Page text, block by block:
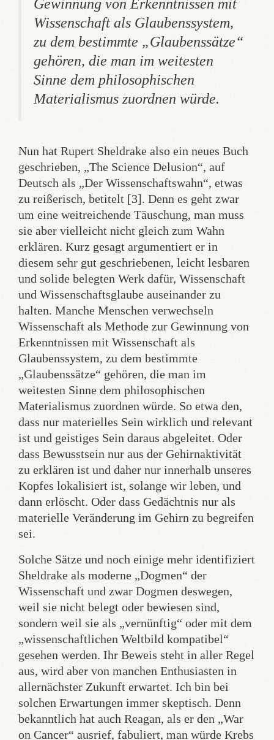
Gewinnung von Erkenntnissen mit
Wissenschaft als Glaubenssystem,
zu dem bestimmte „Glaubenssätze“
gehören, die man im weitesten
Sinne dem philosophischen
Materialismus zuordnen würde.
Nun hat Rupert Sheldrake also ein neues Buch
geschrieben, „The Science Delusion“, auf
Deutsch als „Der Wissenschaftswahn“, etwas
zu reißerisch, betitelt [3]. Denn es geht zwar
um eine weitreichende Täuschung, man muss
sie aber vielleicht nicht gleich zum Wahn
erklären. Kurz gesagt argumentiert er in
diesem sehr gut geschriebenen, leicht lesbaren
und solide belegten Werk dafür, Wissenschaft
und Wissenschaftsglaube auseinander zu
halten. Manche Menschen verwechseln
Wissenschaft als Methode zur Gewinnung von
Erkenntnissen mit Wissenschaft als
Glaubenssystem, zu dem bestimmte
„Glaubenssätze“ gehören, die man im
weitesten Sinne dem philosophischen
Materialismus zuordnen würde. So etwa den,
dass nur materielles Sein wirklich und relevant
ist und geistiges Sein daraus abgeleitet. Oder
dass Bewusstsein nur aus der Gehirnaktivität
zu erklären ist und daher nur innerhalb unseres
Kopfes lokalisiert ist, solange wir leben, und
dann erlöscht. Oder dass Gedächtnis nur als
materielle Veränderung im Gehirn zu begreifen
sei.
Solche Sätze und noch einige mehr identifiziert
Sheldrake als moderne „Dogmen“ der
Wissenschaft und zwar Dogmen deswegen,
weil sie nicht belegt oder bewiesen sind,
sondern weil sie als „vernünftig“ oder mit dem
„wissenschaftlichen Weltbild kompatibel“
gesehen werden. Ihr Beweis steht in aller Regel
aus, wird aber von manchen Enthusiasten in
allernächster Zukunft erwartet. Ich bin bei
solchen Erwartungen immer skeptisch. Denn
bekanntlich hat auch Reagan, als er den „War
on Cancer“ ausrief, fabuliert, man würde Krebs